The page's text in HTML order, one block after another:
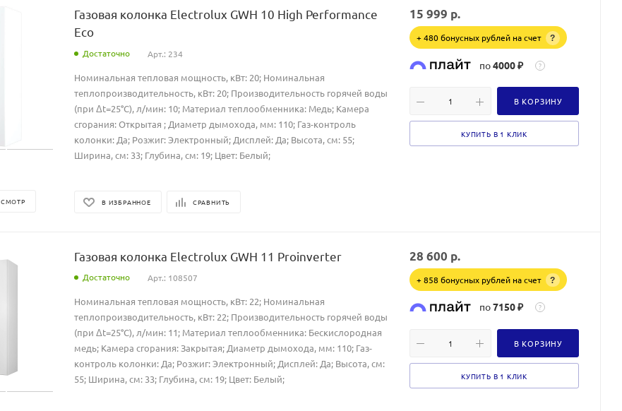
Газовая колонка Electrolux GWH 10 High Performance
Eco
Достаточно Арт.: 234
Номинальная тепловая мощность, кВт: 20; Номинальная
теплопроизводительность, кВт: 20; Производительность горячей воды
(при Δt=25°C), л/мин: 10; Материал теплообменника: Медь; Камера
сгорания: Открытая ; Диаметр дымохода, мм: 110; Газ-контроль
колонки: Да; Розжиг: Электронный; Дисплей: Да; Высота, см: 55;
Ширина, см: 33; Глубина, см: 19; Цвет: Белый;
В ИЗБРАННОЕ СРАВНИТЬ
15 999 р.
+ 480 бонусных рублей на счет ?
по4000 ₽ ?
В КОРЗИНУ
КУПИТЬ В 1 КЛИК
Газовая колонка Electrolux GWH 11 Proinverter
Достаточно Арт.: 108507
Номинальная тепловая мощность, кВт: 22; Номинальная
теплопроизводительность, кВт: 22; Производительность горячей воды
(при Δt=25°C), л/мин: 11; Материал теплообменника: Бескислородная
медь; Камера сгорания: Закрытая; Диаметр дымохода, мм: 110; Газ-
контроль колонки: Да; Розжиг: Электронный; Дисплей: Да; Высота, см:
55; Ширина, см: 33; Глубина, см: 19; Цвет: Белый;
28 600 р.
+ 858 бонусных рублей на счет ?
по7150 ₽ ?
В КОРЗИНУ
КУПИТЬ В 1 КЛИК